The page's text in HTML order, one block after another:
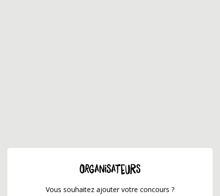
ORGANISATEURS
Vous souhaitez ajouter votre concours ?